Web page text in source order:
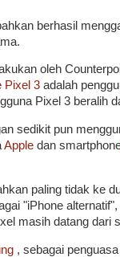
berhasil
oleh
Pixel 3 adalah
Pixel 3 beralih
sedikit pun
Apple dan
paling tidak ke
"iPhone
masih datang dari
, sebagai